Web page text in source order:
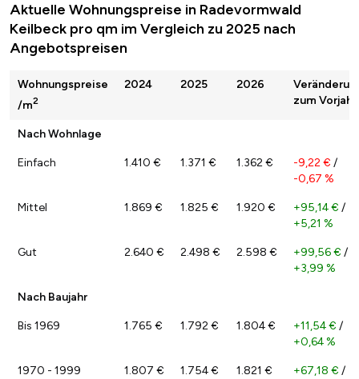
Aktuelle Wohnungspreise in Radevormwald
Keilbeck pro qm im Vergleich zu 2025 nach
Angebotspreisen
Wohnungspreise
/m2
2024 2025 2026
zum Vorjahr
Nach Wohnlage
Einfach 1.410 € 1.371 € 1.362 € -9,22 € /
-0,67 %
Mittel 1.869 € 1.825 € 1.920 € +95,14 € /
+5,21 %
Gut 2.640 € 2.498 € 2.598 € +99,56 € /
+3,99 %
Nach Baujahr
Bis 1969 1.765 € 1.792 € 1.804 € +11,54 € /
+0,64 %
1970 - 1999 1.807 € 1.754 € 1.821 € +67,18 € /